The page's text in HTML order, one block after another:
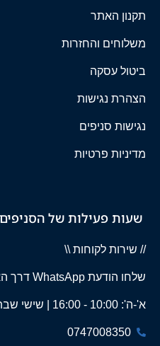
תקנון האתר
משלוחים והחזרות
ביטול עסקה
הצהרת נגישות
נגישות סניפים
מדיניות פרטיות
שעות פעילות של
// שירות לקוחות \\
שלחו הודעת WhatsApp דרך האתר
א'-ה': 10:00 - 16:00 | שישי שבת סגור
0747008350